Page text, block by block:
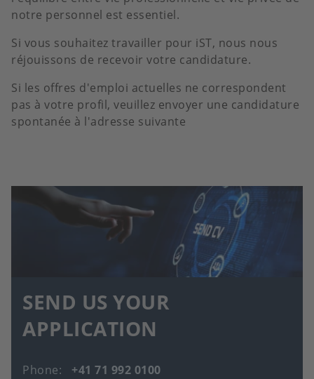
notre personnel est essentiel.
Si vous souhaitez travailler pour iST, nous nous
réjouissons de recevoir votre candidature.
Si les offres d'emploi actuelles ne correspondent
pas à votre profil, veuillez envoyer une candidature
spontanée à l'adresse suivante
SEND US YOUR
APPLICATION
Phone
+41 71 992 0100